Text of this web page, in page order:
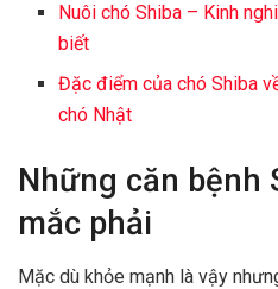
Nuôi chó Shiba – Kinh
biết
Đặc điểm của chó Shiba
chó Nhật
Những căn bệnh
mắc phải
Mặc dù khỏe mạnh là vậy